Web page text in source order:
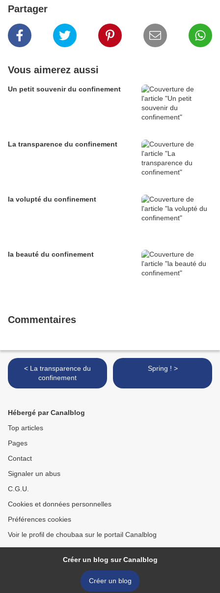
Partager
Vous aimerez aussi
Un petit souvenir du confinement
La transparence du confinement
la volupté du confinement
la beauté du confinement
Commentaires
< La transparence du
confinement
Spring ! >
Hébergé par Canalblog
Top articles
Pages
Contact
Signaler un abus
C.G.U.
Cookies et données personnelles
Préférences cookies
Voir le profil de choubaa sur le portail Canalblog
Créer un blog sur Canalblog
Créer un blog